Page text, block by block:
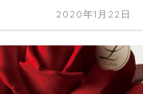
2020年1月22日